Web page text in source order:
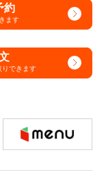
約
ます
りできます